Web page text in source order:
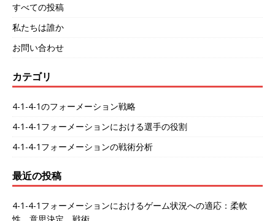
すべての投稿
私たちは誰か
お問い合わせ
カテゴリ
4-1-4-1のフォーメーション戦略
4-1-4-1フォーメーションにおける選手の役割
4-1-4-1フォーメーションの戦術分析
最近の投稿
4-1-4-1フォーメーションにおけるゲーム状況への適応：柔軟